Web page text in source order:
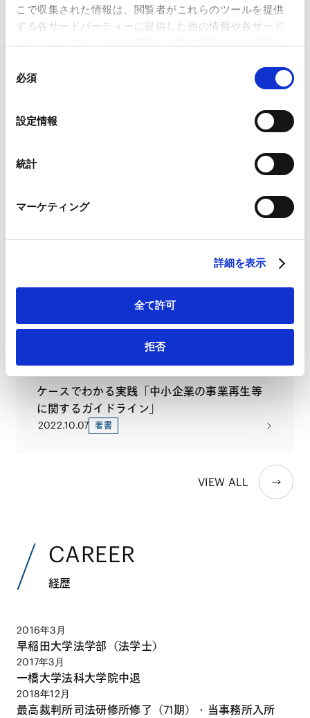
こで収集された情報は、閲覧者がこれらのツールを提供
する各サードパーティーに提供した他の情報や各サード
ことがあります。
Google Analytics利用規約（
Marketo
外部サイト）
LinkedIn プライバシーポリシー（
HubSpot プライバシーポリシー（外部サイト）
必須
設定情報
統計
マーケティング
詳細を表示
全て許可
拒否
RELATED INSIGHTS
著書・論文等
ケースでわかる実践「中小企業の事業再生等
2025.12.11
倒産手続のIT化に関する法改正にかかる要綱案
案」の公表を受けて―
ケースでわかる実践「中小企業の事業再生等
に関するガイドライン」
2022.10.07 著書
VIEW ALL
CAREER
経歴
2016年3月
早稲田大学法学部（法学士）
2017年3月
一橋大学法科大学院中退
2018年12月
最高裁判所司法研修所修了（71期）・当事務所入所